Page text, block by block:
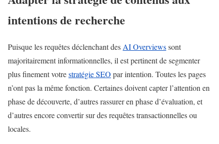
intentions de recherche
Puisque les requêtes déclenchant des AI Overviewssont
majoritairement informationnelles, il est pertinent de segmenter
plus finement votrestratégie SEO par intention. Toutes les pages
n’ont pas la même fonction. Certaines doivent capter l’attention en
phase de découverte, d’autres rassurer en phase d’évaluation, et
d’autres encore convertir sur des requêtes transactionnelles ou
locales.